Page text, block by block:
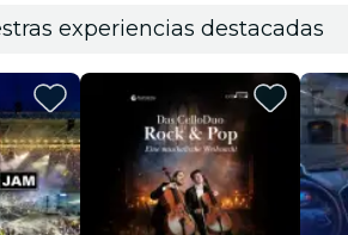
experiencias destacadas